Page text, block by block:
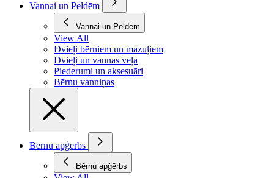
Vannai un Peldēm
Vannai un Peldēm
View All
Dvieļi bērniem un mazuļiem
Dvieļi un vannas veļa
Piederumi un aksesuāri
Bērnu vanniņas
Bērnu apģērbs
Bērnu apģērbs